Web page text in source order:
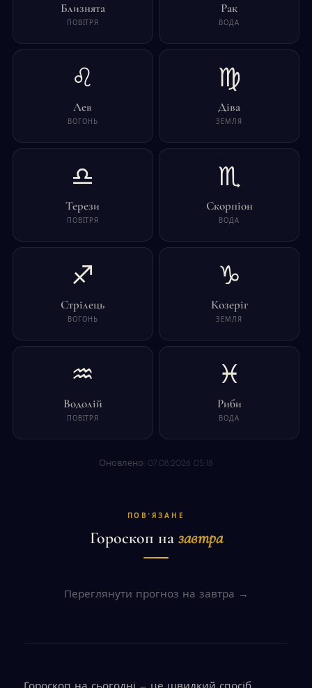
Близнята
ПОВІТРЯ
Рак
ВОДА
♌
Лев
ВОГОНЬ
♍
Діва
ЗЕМЛЯ
♎
Терези
ПОВІТРЯ
♏
Скорпіон
ВОДА
♐
Стрілець
ВОГОНЬ
♑
Козеріг
ЗЕМЛЯ
♒
Водолій
ПОВІТРЯ
♓
Риби
ВОДА
Оновлено: 07.08.2026 05:18
ПОВ'ЯЗАНЕ
Гороскоп на завтра
Переглянути прогноз на завтра →